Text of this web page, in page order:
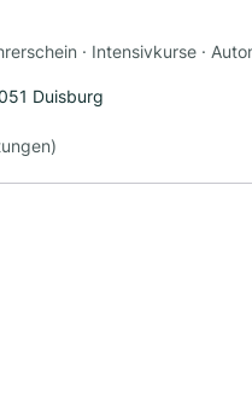
· Intensivkurse ·
Duisburg